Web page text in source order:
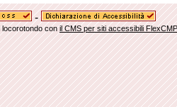
-
locorotondo conil CMS per siti accessibili FlexCMP